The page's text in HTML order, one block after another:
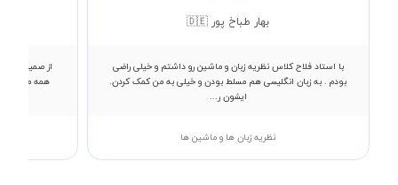
بهار طباخ پور 🇩🇪
با استاد فلاح کلاس نظریه زبان و ماشین رو داشتم و خیلی راضی
بودم . به زبان انگلیسی هم مسلط بودن و خیلی به من کمک کردن.
ایشون ر...
نظریه زبان ها و ماشین ها
از صمیم قلب
همه مطالب